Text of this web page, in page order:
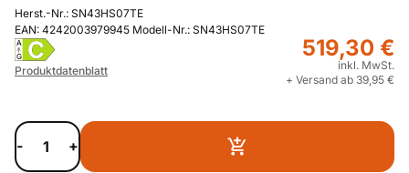
Herst.-Nr.: SN43HS07TE
EAN: 4242003979945 Modell-Nr.: SN43HS07TE
A
G
C
Produktdatenblatt
519,30 €
inkl. MwSt.
+ Versand ab 39,95 €
- +